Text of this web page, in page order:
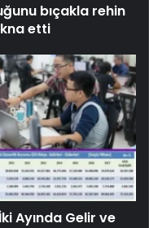
bıçakla rehin
etti
Ayında Gelir ve